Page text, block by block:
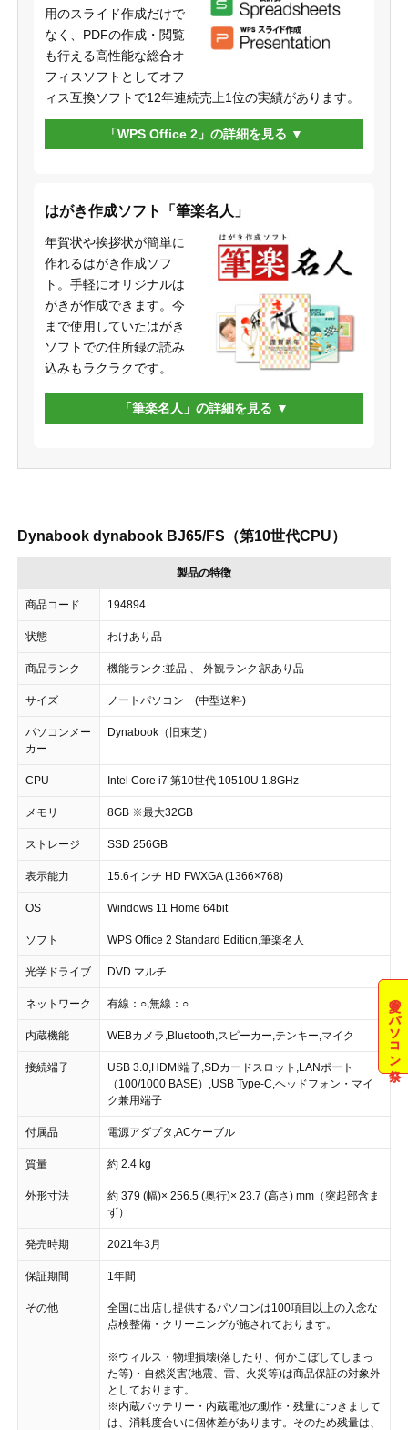
用のスライド作成だけで
なく、PDFの作成・閲覧
も行える高性能な総合オ
フィスソフトとしてオフ
ィス互換ソフトで12年連続売上1位の実績があります。
「WPS Office 2」の詳細を見る
はがき作成ソフト「筆楽名人」
年賀状や挨拶状が簡単に
作れるはがき作成ソフ
ト。手軽にオリジナルは
がきが作成できます。今
まで使用していたはがき
ソフトでの住所録の読み
込みもラクラクです。
「筆楽名人」の詳細を見る
Dynabook dynabook BJ65/FS（第10世代CPU）
製品の特徴
商品コード 194894
状態 わけあり品
商品ランク 機能ランク:並品 、 外観ランク:訳あり品
サイズ ノートパソコン (中型送料)
パソコンメー
カー
Dynabook（旧東芝）
CPU Intel Core i7 第10世代 10510U 1.8GHz
メモリ 8GB ※最大32GB
ストレージ SSD 256GB
表示能力 15.6インチ HD FWXGA (1366×768)
OS Windows 11 Home 64bit
ソフト WPS Office 2 Standard Edition,筆楽名人
光学ドライブ DVD マルチ
ネットワーク 有線：○,無線：○
内蔵機能 WEBカメラ,Bluetooth,スピーカー,テンキー,マイク
接続端子
USB 3.0,HDMI端子,SDカードスロット,LANポート
（100/1000 BASE）,USB Type-C,ヘッドフォン・マイ
ク兼用端子
付属品 電源アダプタ,ACケーブル
質量 約 2.4 kg
外形寸法
約 379 (幅)× 256.5 (奥行)× 23.7 (高さ) mm（突起部含ま
ず）
発売時期 2021年3月
保証期間 1年間
その他
全国に出店し提供するパソコンは100項目以上の入念な
点検整備・クリーニングが施されております。
※ウィルス・物理損壊(落したり、何かこぼしてしまっ
た等)・自然災害(地震、雷、火災等)は商品保証の対象外
としております。
※内蔵バッテリー・内蔵電池の動作・残量につきまして
は、消耗度合いに個体差があります。そのため残量は、
夏のパソコン祭